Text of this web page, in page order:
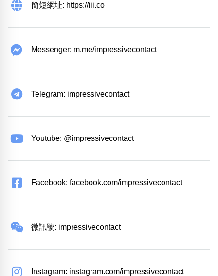
簡短網址: https://iii.co
Messenger: m.me/impressivecontact
Telegram: impressivecontact
Youtube: @impressivecontact
Facebook: facebook.com/impressivecontact
微訊號: impressivecontact
Instagram: instagram.com/impressivecontact